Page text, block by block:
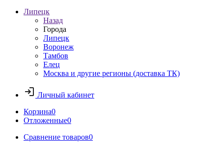
Липецк
Назад
Города
Липецк
Воронеж
Тамбов
Елец
Москва и другие регионы (доставка ТК)
Личный кабинет
Корзина0
Отложенные0
Сравнение товаров0